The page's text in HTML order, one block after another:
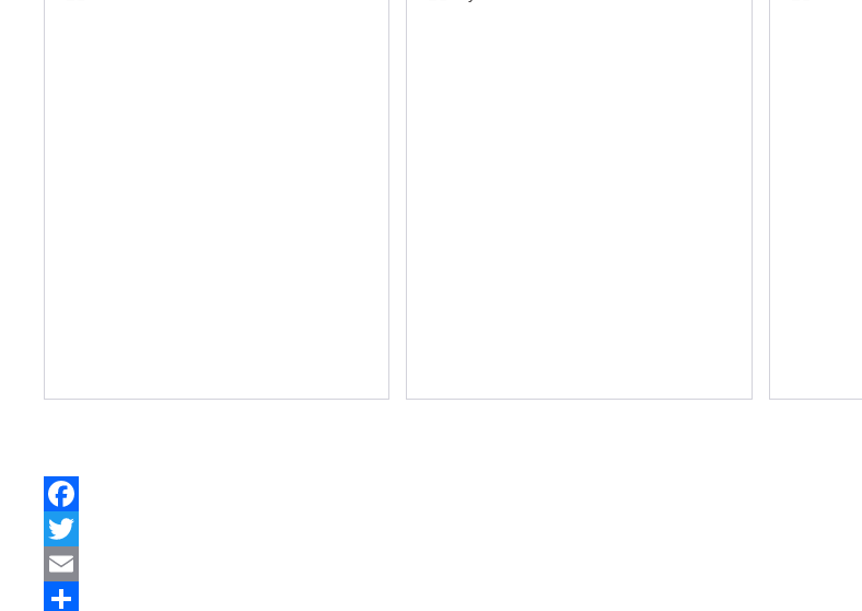
Facebook
Twitter
Email